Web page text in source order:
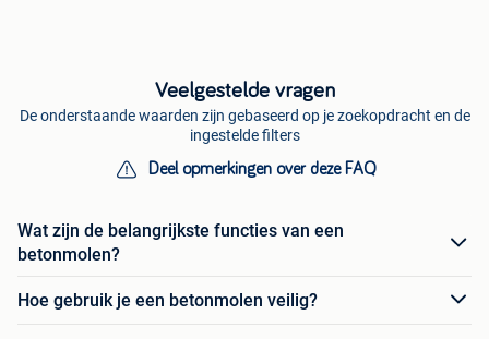
Veelgestelde vragen
De onderstaande waarden zijn gebaseerd op je zoekopdracht en de
ingestelde filters
Deel opmerkingen over deze FAQ
Wat zijn de belangrijkste functies van een
betonmolen?
Hoe gebruik je een betonmolen veilig?